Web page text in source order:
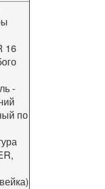
16
-
по